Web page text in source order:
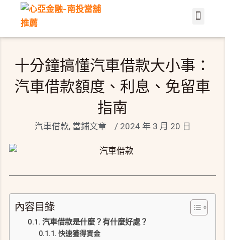
十分鐘搞懂汽車借款大小事：
汽車借款額度、利息、免留車
指南
汽車借款, 當鋪文章 /2024 年 3 月 20 日
內容目錄
汽車借款是什麼？有什麼好處？
快速獲得資金